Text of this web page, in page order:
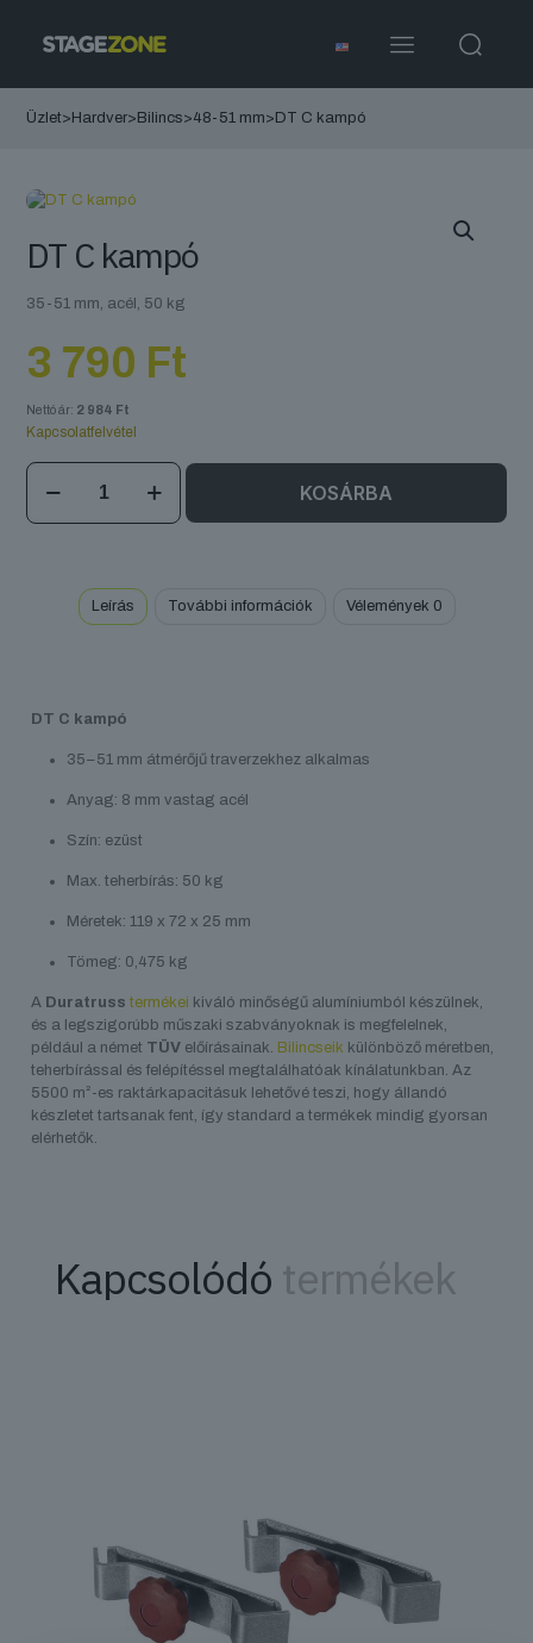
Üzlet> Hardver> Bilincs>48-51 mm> DT C kampó
DT C kampó
35-51 mm, acél, 50 kg
3 790 Ft
Nettó ár: 2 984 Ft
Kapcsolatfelvétel
DT
kampó
KOSÁRBA
Leírás További információk Vélemények 0
DT C kampó
35–51 mm átmérőjű traverzekhez alkalmas
Anyag: 8 mm vastag acél
Szín: ezüst
Max. teherbírás: 50 kg
Méretek: 119 x 72 x 25 mm
Tömeg: 0,475 kg
A Duratruss termékei kiváló minőségű alumíniumból készülnek,
és a legszigorúbb műszaki szabványoknak is megfelelnek,
például a német TÜV előírásainak. Bilincseik különböző méretben,
teherbírással és felépítéssel megtalálhatóak kínálatunkban. Az
5500 m²-es raktárkapacitásuk lehetővé teszi, hogy állandó
készletet tartsanak fent, így standard a termékek mindig gyorsan
elérhetők.
Kapcsolódó termékek